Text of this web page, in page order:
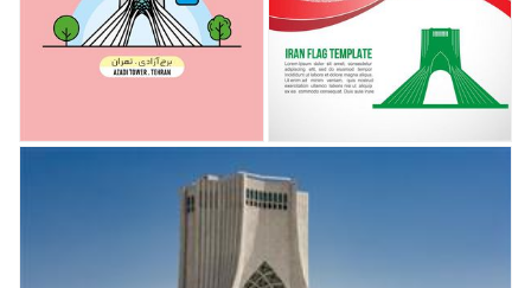
بلاگ پارس استاک